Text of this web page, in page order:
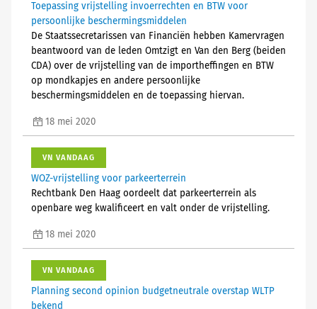
Toepassing vrijstelling invoerrechten en BTW voor
persoonlijke beschermingsmiddelen
De Staatssecretarissen van Financiën hebben Kamervragen
beantwoord van de leden Omtzigt en Van den Berg (beiden
CDA) over de vrijstelling van de importheffingen en BTW
op mondkapjes en andere persoonlijke
beschermingsmiddelen en de toepassing hiervan.
18 mei 2020
VN VANDAAG
WOZ-vrijstelling voor parkeerterrein
Rechtbank Den Haag oordeelt dat parkeerterrein als
openbare weg kwalificeert en valt onder de vrijstelling.
18 mei 2020
VN VANDAAG
Planning second opinion budgetneutrale overstap WLTP
bekend